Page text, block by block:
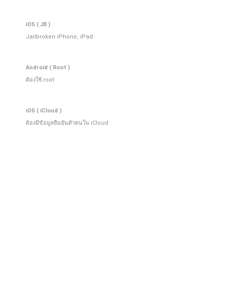
iOS ( JB )
Jailbroken iPhone, iPad
Android ( Root )
ต้องใช้ root
iOS ( iCloud )
ต้องมีข้อมูลยืนยันตัวตนใน iCloud